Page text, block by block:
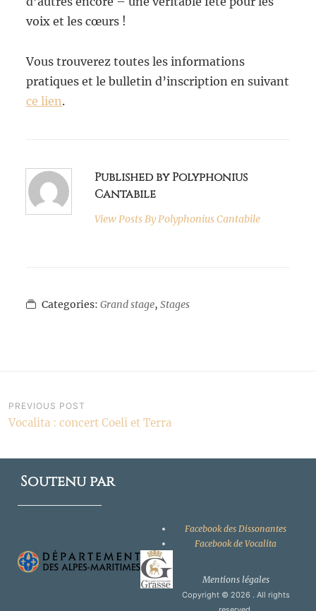
voix et les cœurs !
Vous trouverez toutes les informations
pratiques et le bulletin d’inscription en suivant
ce lien.
Published by Polyphonius
Cantabile
View Posts ByPolyphonius Cantabile
Categories:Grand stage,Stages
Navigation
l’article
PREVIOUS POST
Vocalita : concert Coeli et Terra
Soutenu par
Facebook des Dissonantes
Facebook de Vocalita
Mentions légales
Copyright © 2026 . All rights